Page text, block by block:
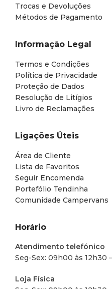
Trocas e Devoluções
Métodos de Pagamento
Informação Legal
Termos e Condições
Política de Privacidade
Proteção de Dados
Resolução de Litígios
Livro de Reclamações
Ligações Úteis
Área de Cliente
Lista de Favoritos
Seguir Encomenda
Portefólio Tendinha
Comunidade Campervans
Horário
Atendimento telefónico
Seg-Sex: 09h00 às 12h30
Loja Física